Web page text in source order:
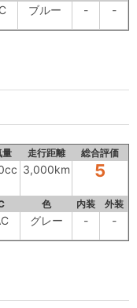
ブルー - -
量 走行距離 総合評価
3,000km 5
色 内装 外装
グレー - -